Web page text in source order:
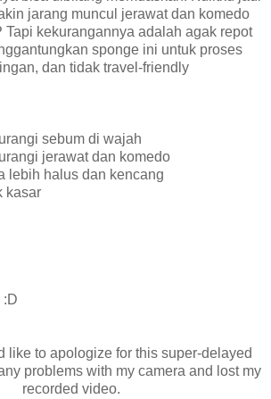
jarang muncul jerawat dan komedo
Tapi kekurangannya adalah agak repot
sponge ini untuk proses
dan tidak travel-friendly
sebum di wajah
jerawat dan komedo
lebih halus dan kencang
kasar
:D
like to apologize for this super-delayed
problems with my camera and lost my
recorded video.